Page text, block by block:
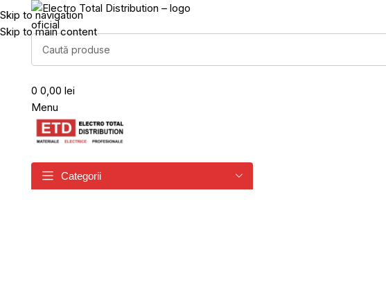
Skip to navigation
Skip to main content
0 0,00 lei
Menu
Categorii